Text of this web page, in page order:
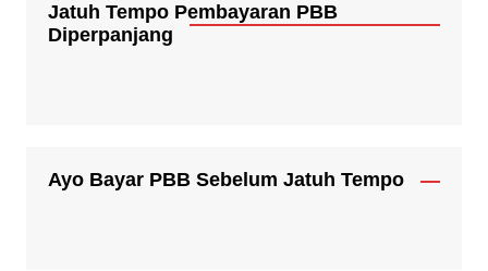
Jatuh Tempo Pembayaran PBB
Diperpanjang
Ayo Bayar PBB Sebelum Jatuh Tempo